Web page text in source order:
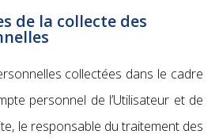
de la collecte des
collectées dans le cadre
personnel de l’Utilisateur et de
le responsable du traitement des